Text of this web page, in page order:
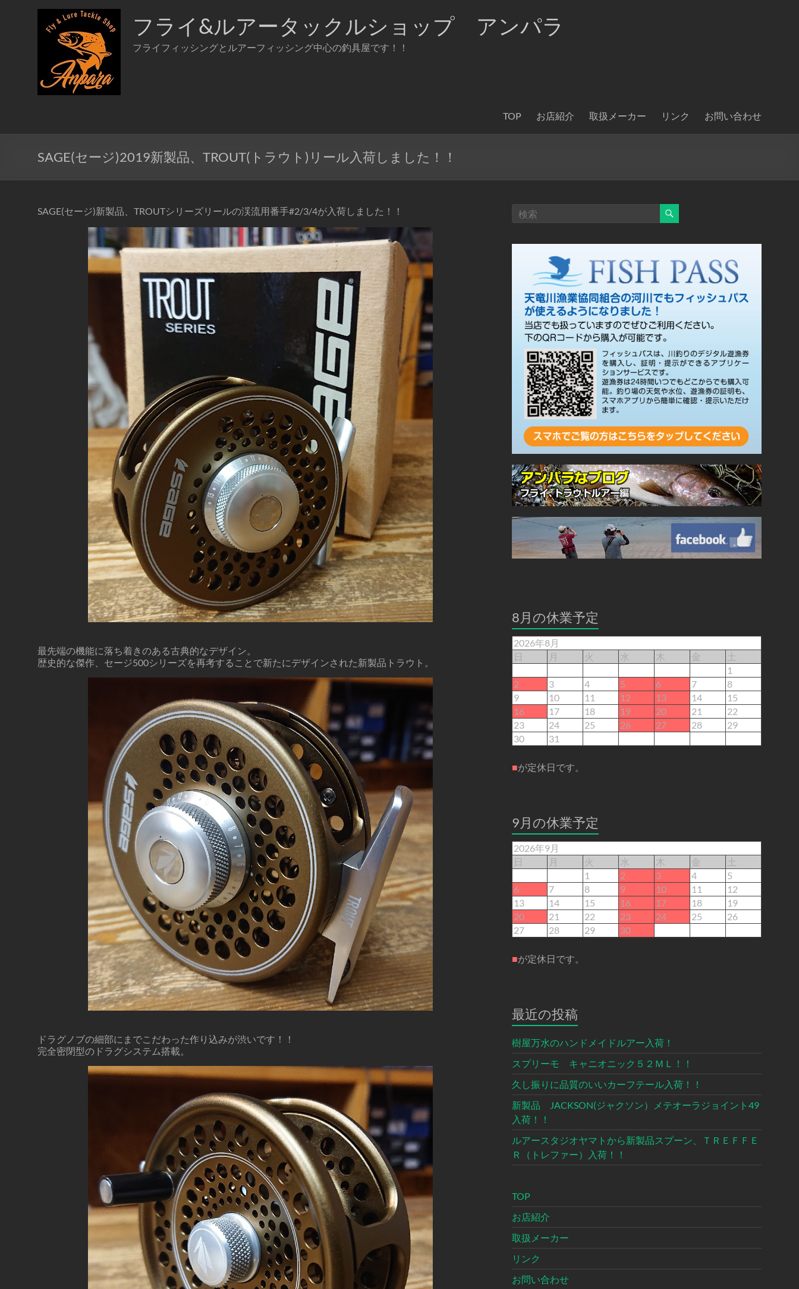
フライ&ルアータックルショップ アンパラ
フライフィッシングとルアーフィッシング中心の釣具屋です！！
TOP お店紹介 取扱メーカー リンク お問い合わせ
SAGE(セージ)2019新製品、TROUT(トラウト)リール入荷しました！！
SAGE(セージ)新製品、TROUTシリーズリールの渓流用番手#2/3/4が入荷しました！！
最先端の機能に落ち着きのある古典的なデザイン。
歴史的な傑作、セージ500シリーズを再考することで新たにデザインされた新製品トラウト。
ドラグノブの細部にまでこだわった作り込みが渋いです！！
完全密閉型のドラグシステム搭載。
8月の休業予定
2026年8月
日
月 火 水 木 金
土
1
2
3 4 5 6 7
8
9
10 11 12 13 14
15
16
17 18 19 20 21
22
23
24 25 26 27 28
29
30
31
■が定休日です。
9月の休業予定
2026年9月
日
月 火 水 木 金
土
1
2 3 4
5
6
7 8 9 10 11
12
13
14 15 16 17 18
19
20
21 22 23 24 25
26
27
28 29 30
■が定休日です。
最近の投稿
樹屋万水のハンドメイドルアー入荷！
スプリーモ キャニオニック５２ＭＬ！！
久し振りに品質のいいカーフテール入荷！！
新製品 JACKSON(ジャクソン）メテオーラジョイント49
入荷！！
ルアースタジオヤマトから新製品スプーン、ＴＲＥＦＦＥ
Ｒ（トレファー）入荷！！
TOP
お店紹介
取扱メーカー
リンク
お問い合わせ